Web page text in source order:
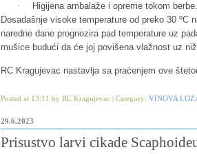
·
Higijena ambalaže i opreme tokom berbe.
Dosadašnje visoke temperature od preko 30 °C
naredne dane prognozira pad temperature uz
mušice budući da će joj povišena vlažnost uz
RC Kragujevac nastavlja sa praćenjem ove
Posted at 13:11 by RC Kragujevac | Category: VINOVA
29.6.2023
Prisustvo larvi cikade